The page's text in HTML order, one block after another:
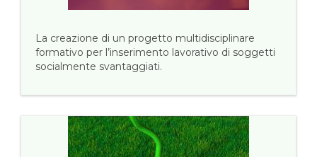
La creazione di un progetto multidisciplinare
formativo per l’inserimento lavorativo di soggetti
socialmente svantaggiati.